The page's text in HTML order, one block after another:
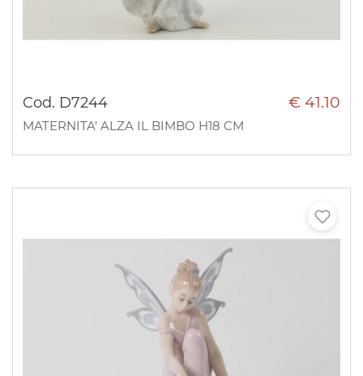
Cod. D7244 € 41.10
MATERNITA' ALZA IL BIMBO H18 CM